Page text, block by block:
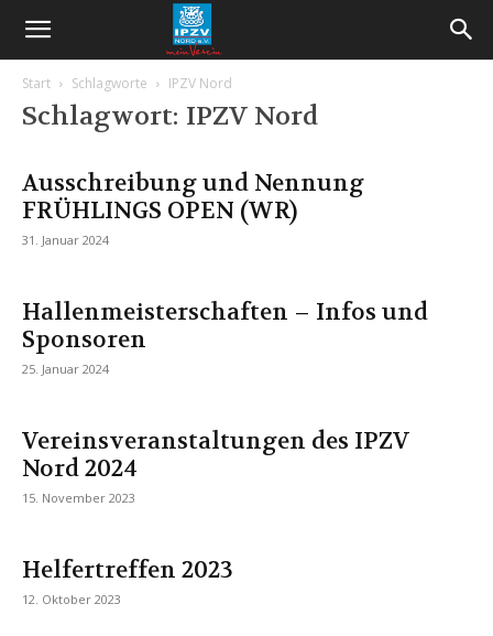
Start Schlagworte IPZV Nord
Schlagwort: IPZV Nord
Ausschreibung und Nennung
FRÜHLINGS OPEN (WR)
31. Januar 2024
Hallenmeisterschaften – Infos und
Sponsoren
25. Januar 2024
Vereinsveranstaltungen des IPZV
Nord 2024
15. November 2023
Helfertreffen 2023
12. Oktober 2023